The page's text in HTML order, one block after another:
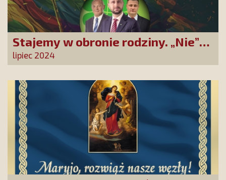
Stajemy w obronie rodziny. „Nie”
dla zrównania związków
partnerskich z rodzinami
lipiec 2024